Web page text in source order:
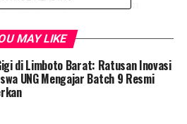
penelitian, dan
melalui solusi inovatif
daerah.
dari perjanjian ini adalah
antara program studi
program studi ilmu lingkungan
MAY LIKE
di Limboto Barat: Ratusan Inovasi
UNG Mengajar Batch 9 Resmi